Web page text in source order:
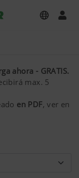
ahora - GRATIS.
max. 5
en PDF, ver en